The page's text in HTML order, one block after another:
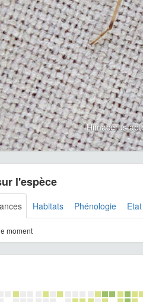
Himacerus
l'espèce
Habitats Phénologie
moment